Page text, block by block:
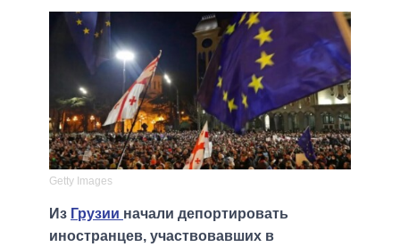
Getty Images
Из Грузии начали депортировать
иностранцев, участвовавших в